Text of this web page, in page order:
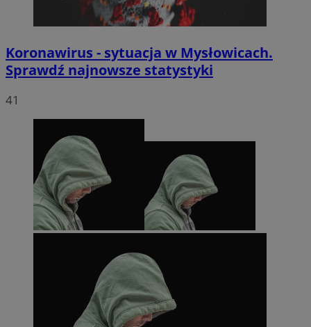
Koronawirus - sytuacja w Mysłowicach.
Sprawdź najnowsze statystyki
41